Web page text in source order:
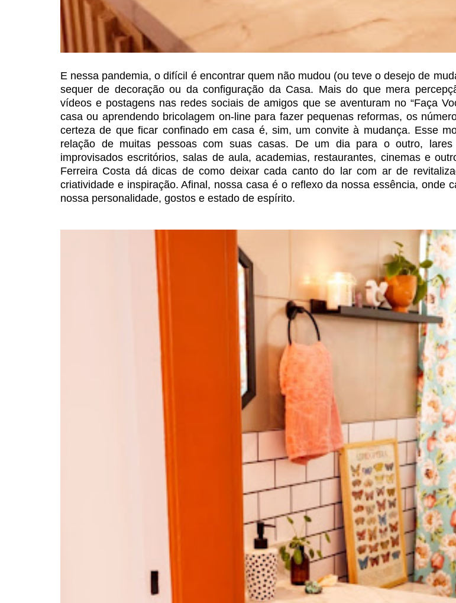
E nessa pandemia, o difícil é encontrar quem não mudou (ou teve o desejo de
sequer de decoração ou daconfiguração da Casa. Mais do que mera
vídeos e postagens nas redes sociais de amigos que se aventuram no “Faça
casa ou aprendendo bricolagem on-line para fazer pequenas reformas, os
certeza de que ficar confinado em casa é, sim, um convite à mudança. Esse
relação de muitas pessoas com suas casas. De um dia para o outro, lares
improvisados escritórios, salas de aula, academias, restaurantes, cinemas e
Ferreira Costa dá dicas de como deixar cada canto do lar com ar de
criatividade e inspiração. Afinal, nossa casa é o reflexo da nossa essência, onde
nossa personalidade, gostos e estado de espírito.